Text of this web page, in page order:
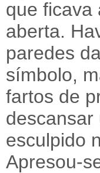
que ficava
aberta.
paredes
símbolo,
fartos de
descansar
esculpido
Apresou-